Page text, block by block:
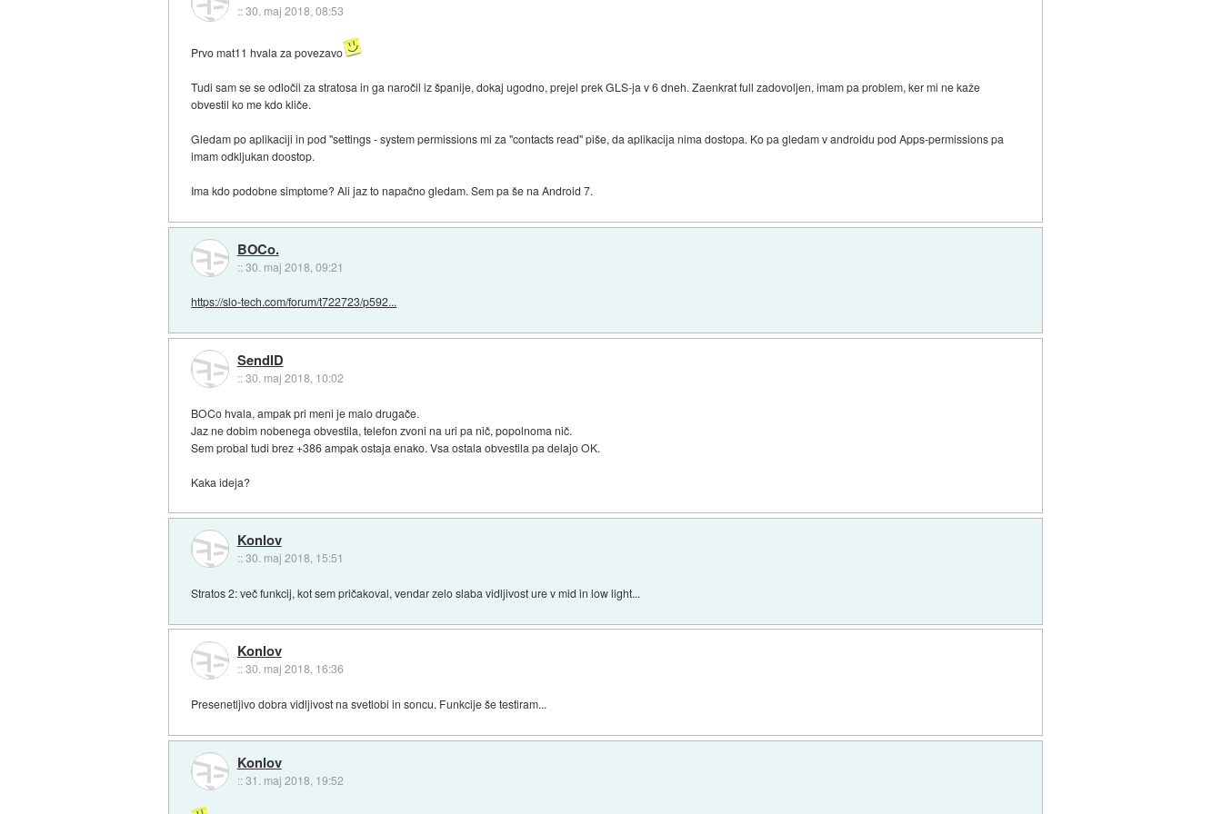
::30. maj 2018, 08:53
Prvo mat11 hvala za povezavo
Tudi sam se se odločil za stratosa in ga naročil iz španije, dokaj ugodno, prejel prek GLS-ja v 6 dneh. Zaenkrat full zadovoljen, imam pa problem, ker mi ne kaže
obvestil ko me kdo kliče.
Gledam po aplikaciji in pod "settings - system permissions mi za "contacts read" piše, da aplikacija nima dostopa. Ko pa gledam v androidu pod Apps-permissions pa
imam odkljukan doostop.
Ima kdo podobne simptome? Ali jaz to napačno gledam. Sem pa še na Android 7.
BOCo.
::30. maj 2018, 09:21
https://slo-tech.com/forum/t722723/p592...
SendID
::30. maj 2018, 10:02
BOCo hvala, ampak pri meni je malo drugače.
Jaz ne dobim nobenega obvestila, telefon zvoni na uri pa nič, popolnoma nič.
Sem probal tudi brez +386 ampak ostaja enako. Vsa ostala obvestila pa delajo OK.
Kaka ideja?
Konlov
::30. maj 2018, 15:51
Stratos 2: več funkcij, kot sem pričakoval, vendar zelo slaba vidljivost ure v mid in low light...
Konlov
::30. maj 2018, 16:36
Presenetljivo dobra vidljivost na svetlobi in soncu. Funkcije še testiram...
Konlov
::31. maj 2018, 19:52